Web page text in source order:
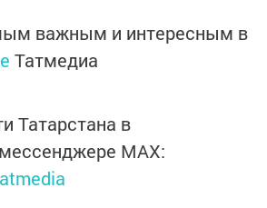
важным и интересным в
Татмедиа
Татарстана в
MАХ: